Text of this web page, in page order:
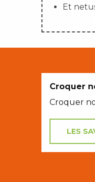
Et
Croquer
Croquer
LES